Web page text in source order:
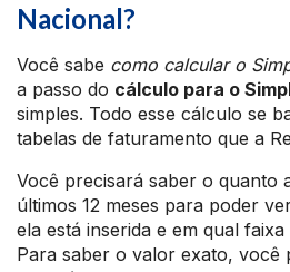
Nacional?
Você sabe como calcular o
a passo do cálculo para o
simples. Todo esse cálculo se
tabelas de faturamento que a
Você precisará saber o quanto
últimos 12 meses para poder
ela está inserida e em qual faixa
Para saber o valor exato, você